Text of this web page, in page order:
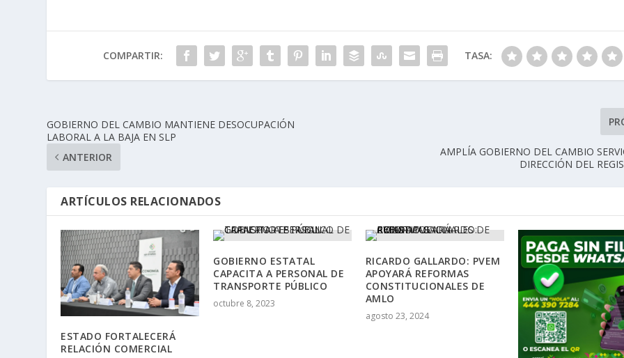
COMPARTIR: TASA:
GOBIERNO DEL CAMBIO MANTIENE DESOCUPACIÓN
LABORAL A LA BAJA EN SLP
ANTERIOR
AMPLÍA GOBIERNO DEL CAMBIO
DIRECCIÓN DEL
ARTÍCULOS RELACIONADOS
ESTADO FORTALECERÁ
RELACIÓN COMERCIAL
GOBIERNO ESTATAL
CAPACITA A PERSONAL DE
TRANSPORTE PÚBLICO
octubre 8, 2023
RICARDO GALLARDO: PVEM
APOYARÁ REFORMAS
CONSTITUCIONALES DE
AMLO
agosto 23, 2024